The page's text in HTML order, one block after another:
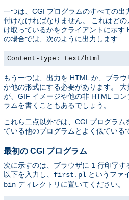
一つは、CGI プログラムのすべての出
付けなければなりません。 これはど
け取っているかをクライアントに示す
の場合では、次のように出力します:
Content-type: text/html
もう一つは、出力を HTML か、ブラ
か他の形式にする必要があります。
が、GIF イメージや他の非 HTML コ
ラムを書くこともあるでしょう。
これら二点以外では、CGI プログラ
ている他のプログラムとよく似ている
最初の CGI プログラム
次に示すのは、ブラウザに 1 行印字す
以下を入力し、 first.pl というファ
bin ディレクトリに置いてください。